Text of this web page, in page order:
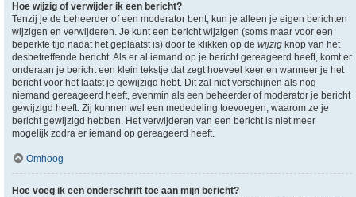
Hoe wijzig of verwijder ik een bericht?
Tenzij je de beheerder of een moderator bent, kun je alleen je eigen berichten
wijzigen en verwijderen. Je kunt een bericht wijzigen (soms maar voor een
beperkte tijd nadat het geplaatst is) door te klikken op de wijzig knop van het
desbetreffende bericht. Als er al iemand op je bericht gereageerd heeft, komt er
onderaan je bericht een klein tekstje dat zegt hoeveel keer en wanneer je het
bericht voor het laatst je gewijzigd hebt. Dit zal niet verschijnen als nog
niemand gereageerd heeft, evenmin als een beheerder of moderator je bericht
gewijzigd heeft. Zij kunnen wel een mededeling toevoegen, waarom ze je
bericht gewijzigd hebben. Het verwijderen van een bericht is niet meer
mogelijk zodra er iemand op gereageerd heeft.
Omhoog
Hoe voeg ik een onderschrift toe aan mijn bericht?